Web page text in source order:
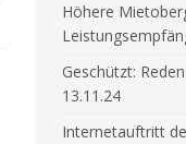
Höhere
Geschützt:
13.11.24
Internetauftritt